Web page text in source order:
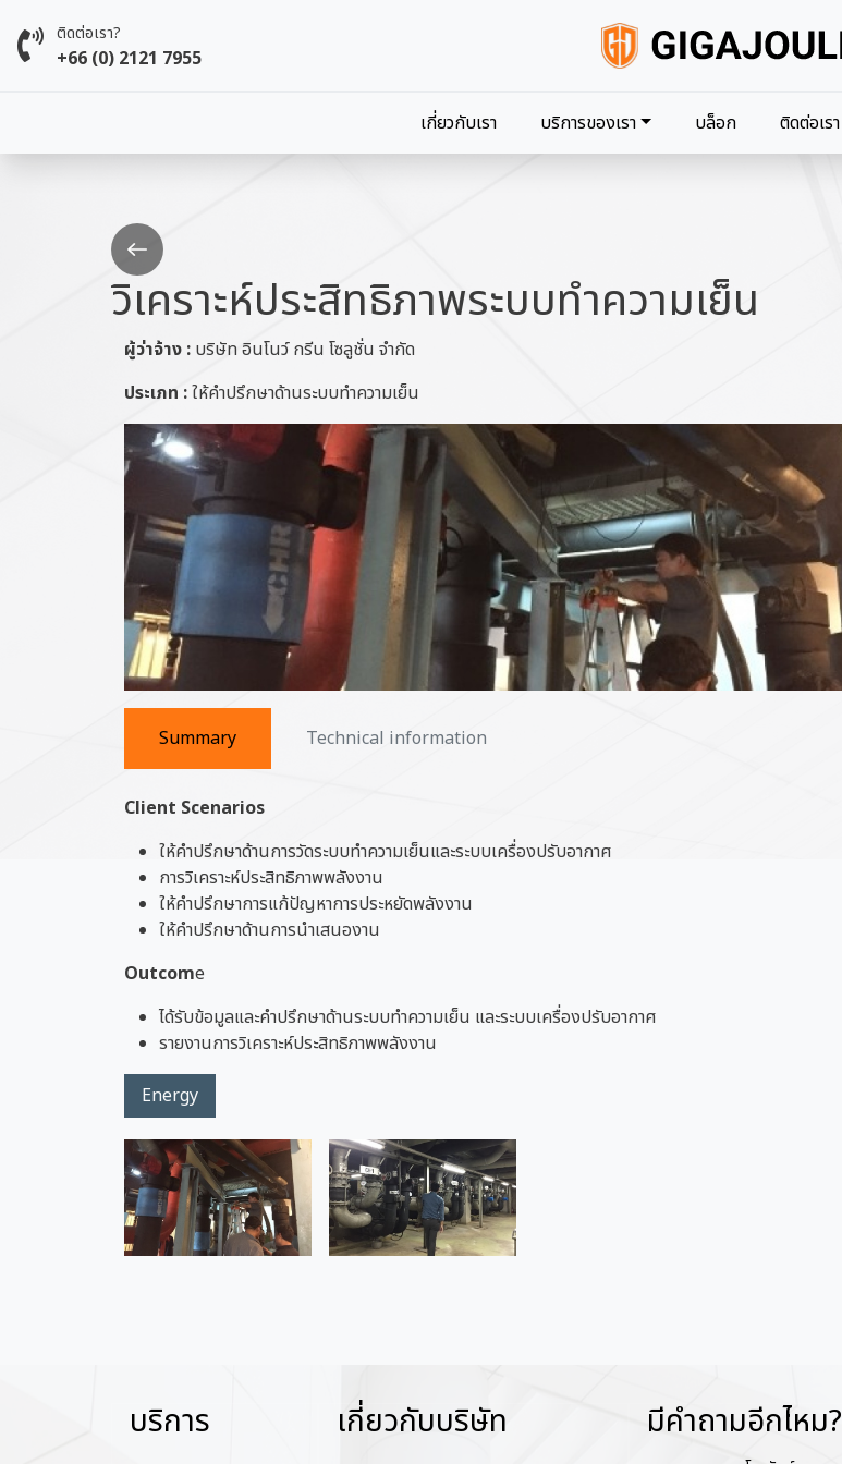
ติดต่อเรา?
+66 (0) 2121 7955
Main navigation
เกี่ยวกับเรา บริการของเรา บล็อก ติดต่อเรา
Go
back
วิเคราะห์ประสิทธิภาพระบบทำความเย็น
ผู้ว่าจ้าง : บริษัท อินโนว์ กรีน โซลูชั่น จำกัด
ประเภท :ให้คำปรึกษาด้านระบบทำความเย็น
Summary Technical information
Client Scenarios
ให้คำปรึกษาด้านการวัดระบบทำความเย็นและระบบเครื่องปรับอากาศ
การวิเคราะห์ประสิทธิภาพพลังงาน
ให้คำปรึกษาการแก้ปัญหาการประหยัดพลังงาน
ให้คำปรึกษาด้านการนำเสนองาน
Outcome
ได้รับข้อมูลและคำปรึกษาด้านระบบทำความเย็น และระบบเครื่องปรับอากาศ
รายงานการวิเคราะห์ประสิทธิภาพพลังงาน
Energy
บริการ เกี่ยวกับบริษัท มีคำถามอีกไหม?